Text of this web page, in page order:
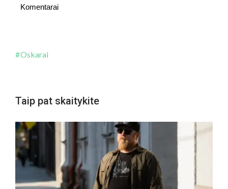
Komentarai
Oskarai
Taip pat skaitykite